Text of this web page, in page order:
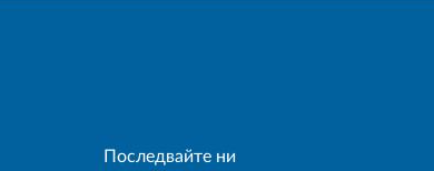
Последвайте ни